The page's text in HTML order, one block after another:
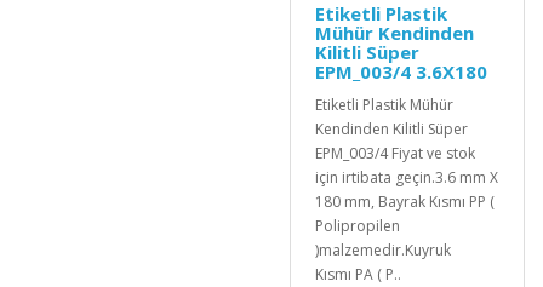
Etiketli Plastik
Mühür Kendinden
Kilitli Süper
EPM_003/4 3.6X180
Etiketli Plastik Mühür
Kendinden Kilitli Süper
EPM_003/4 Fiyat ve stok
için irtibata geçin.3.6 mm X
180 mm, Bayrak Kısmı PP (
Polipropilen
)malzemedir.Kuyruk
Kısmı PA ( P..